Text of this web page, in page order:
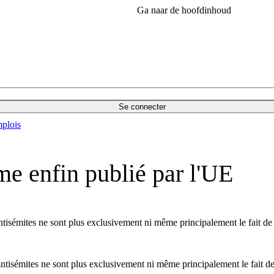
Ga naar de hoofdinhoud
Se connecter
enfin publié par l'UE
ne sont plus exclusivement ni même principalement le fait
ne sont plus exclusivement ni même principalement le fait